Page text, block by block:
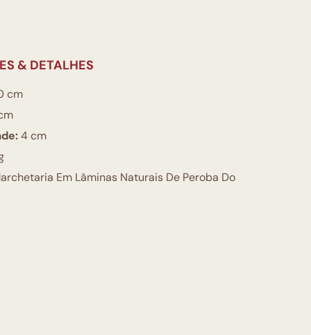
& DETALHES
cm
4 cm
Em Lâminas Naturais De Peroba Do